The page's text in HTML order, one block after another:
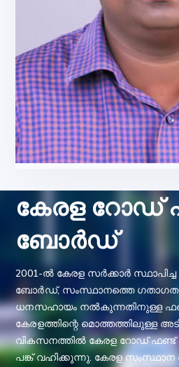
ചീഫ്
കേരള റോഡ്
ബോർഡ്
2001-ൽ കേരള സർക്കാർ
ബോർഡ്, സംസ്ഥാനത്തെ ഗതാഗത
ധനസഹായം നൽകുന്നതിനുള്ള
കേരളത്തിന്റെ മൊത്തത്തിലുള്ള
വികസനത്തിൽ കേരള റോഡ്
പങ്ക് വഹിക്കുന്നു. കേരള